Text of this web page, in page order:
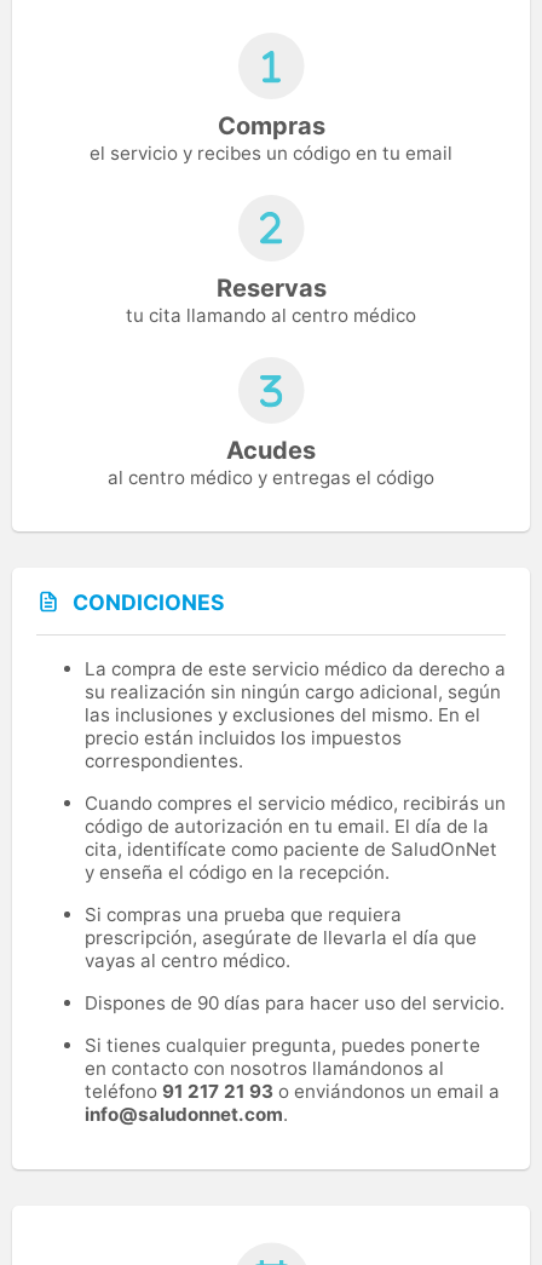
Compras
el servicio y recibes un código en tu email
Reservas
tu cita llamando al centro médico
Acudes
al centro médico y entregas el código
CONDICIONES
La compra de este servicio médico da derecho a
su realización sin ningún cargo adicional, según
las inclusiones y exclusiones del mismo. En el
precio están incluidos los impuestos
correspondientes.
Cuando compres el servicio médico, recibirás un
código de autorización en tu email. El día de la
cita, identifícate como paciente de SaludOnNet
y enseña el código en la recepción.
Si compras una prueba que requiera
prescripción, asegúrate de llevarla el día que
vayas al centro médico.
Dispones de 90 días para hacer uso del servicio.
Si tienes cualquier pregunta, puedes ponerte
en contacto con nosotros llamándonos al
teléfono 91 217 21 93 o enviándonos un email a
info@saludonnet.com.